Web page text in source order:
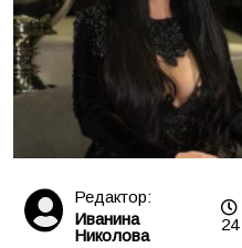
Редактор:
Иванина
Николова
24